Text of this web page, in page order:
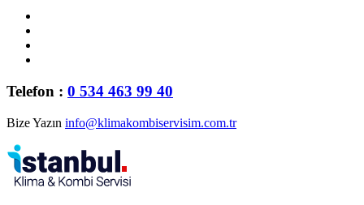
Telefon : 0 534 463 99 40
Bize Yazın info@klimakombiservisim.com.tr